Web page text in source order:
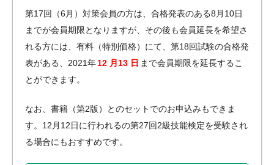
第17回（6月）対策会員の方は、合格発表のある8月10日
までが会員期限となりますが、その後も会員延長を希望さ
れる方には、有料（特別価格）にて、第18回試験の合格発
表がある、2021年12 月13 日 まで会員期限を延長するこ
とができます。
なお、書籍（第2版）とのセットでのお申込みもできま
す。12月12日に行われるの第27回2級技能検定を受験され
る場合にもおすすめです。